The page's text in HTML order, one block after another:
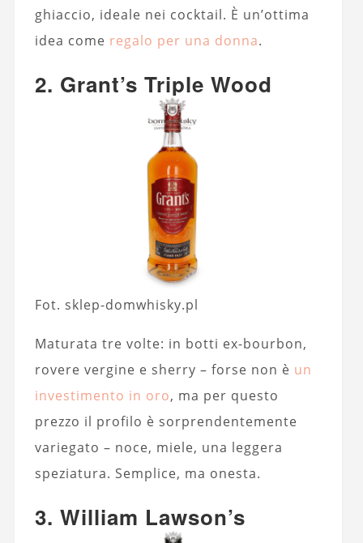
ghiaccio, ideale nei cocktail. È un’ottima
idea come regalo per una donna.
2. Grant’s Triple Wood
Fot. sklep-domwhisky.pl
Maturata tre volte: in botti ex-bourbon,
rovere vergine e sherry – forse non è un
investimento in oro, ma per questo
prezzo il profilo è sorprendentemente
variegato – noce, miele, una leggera
speziatura. Semplice, ma onesta.
3. William Lawson’s